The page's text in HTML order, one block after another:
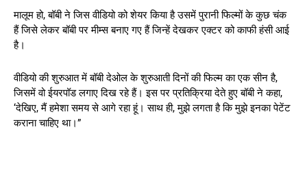
मालूम हो, बॉबी ने जिस वीडियो को शेयर किया है उसमें पुरानी फिल्मों के कुछ चंक
हैं जिसे लेकर बॉबी पर मीम्स बनाए गए हैं जिन्हें देखकर एक्टर को काफी हंसी आई
है।
वीडियो की शुरुआत में बॉबी देओल के शुरुआती दिनों की फिल्म का एक सीन है,
जिसमें वो ईयरपॉड लगाए दिख रहे हैं। इस पर प्रतिक्रिया देते हुए बॉबी ने कहा,
‘देखिए, मैं हमेशा समय से आगे रहा हूं। साथ ही, मुझे लगता है कि मुझे इनका पेटेंट
कराना चाहिए था।”